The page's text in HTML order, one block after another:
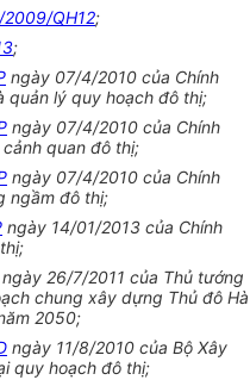
2009/QH12;
;
ngày 07/4/2010 của Chính
quản lý quy hoạch đô thị;
ngày 07/4/2010 của Chính
quan đô thị;
ngày 07/4/2010 của Chính
ngầm đô thị;
ngày 14/01/2013 của Chính
ngày 26/7/2011 của Thủ tướng
chung xây dựng Thủ đô Hà
2050;
ngày 11/8/2010 của Bộ Xây
quy hoạch đô thị;